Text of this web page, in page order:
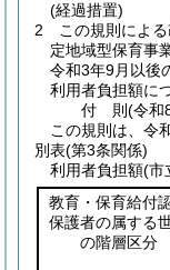
(経過措置)
2
この規則によ
定地域型保育事
令和3年9月以後
利用者負担額に
付 則(令和
この規則は、令
別表(第3条関係)
利用者負担額(市
教育・保育給付
保護者の属する
の階層区分